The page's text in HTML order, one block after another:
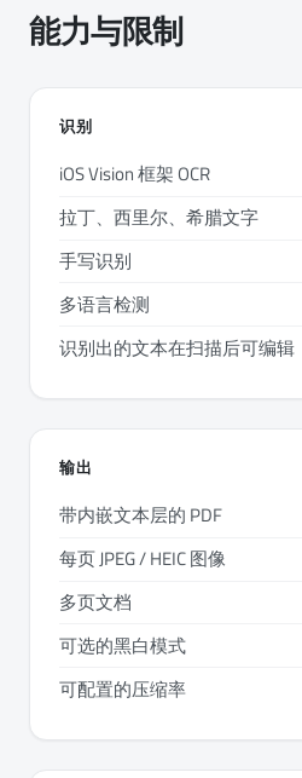
能力与限制
识别
iOS Vision 框架 OCR
拉丁、西里尔、希腊文字
手写识别
多语言检测
识别出的文本在扫描后可编辑
输出
带内嵌文本层的 PDF
每页 JPEG / HEIC 图像
多页文档
可选的黑白模式
可配置的压缩率